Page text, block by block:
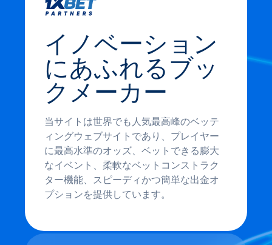
イノベーション
にあふれるブッ
クメーカー
当サイトは世界でも人気最高峰のベッテ
ィングウェブサイトであり、プレイヤー
に最高水準のオッズ、ベットできる膨大
なイベント、柔軟なベットコンストラク
ター機能、スピーディかつ簡単な出金オ
プションを提供しています。